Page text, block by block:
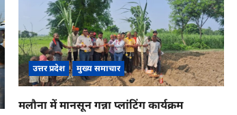
उत्तर प्रदेश मुख्य समाचार
मलौना में मानसून गन्ना प्लांटिंग कार्यक्रम